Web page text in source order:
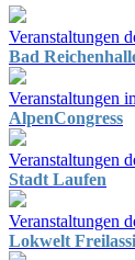
Veranstaltungen
Bad
Veranstaltungen
AlpenCongress
Veranstaltungen
Stadt Laufen
Veranstaltungen
Lokwelt